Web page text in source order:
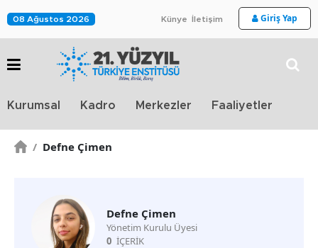
08 Ağustos 2026 Künye İletişim Giriş Yap
Kurumsal Kadro Merkezler Faaliyetler
/ Defne Çimen
Defne Çimen
Yönetim Kurulu Üyesi
0 İÇERİK